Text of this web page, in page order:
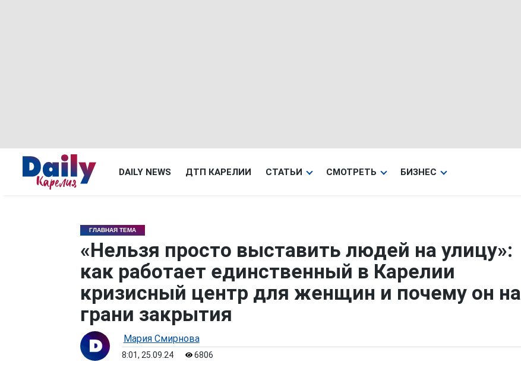
DAILY NEWS ДТП КАРЕЛИИ СТАТЬИ СМОТРЕТЬ БИЗНЕС
ГЛАВНАЯ ТЕМА
«Нельзя просто выставить людей на улицу»:
как работает единственный в Карелии
кризисный центр для женщин и почему он на
грани закрытия
Мария Смирнова
8:01, 25.09.24 6806